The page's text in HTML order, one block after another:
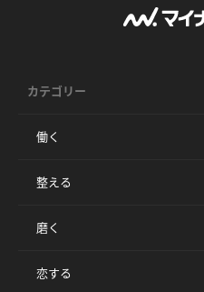
カテゴリー
働く
整える
磨く
恋する